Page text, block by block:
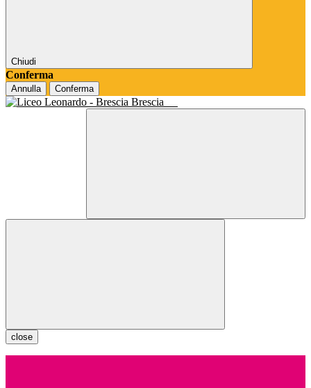
Chiudi
Conferma
Annulla Conferma
Brescia
close